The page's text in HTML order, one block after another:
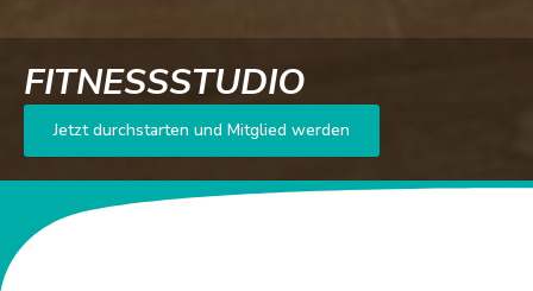
FITNESSSTUDIO
Jetzt durchstarten und Mitglied werden